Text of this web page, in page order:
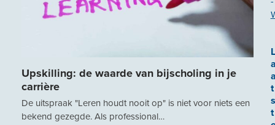
Upskilling: de waarde van bijscholing in je
carrière
De uitspraak "Leren houdt nooit op" is niet voor niets een
bekend gezegde. Als professional…
L
t
s
t